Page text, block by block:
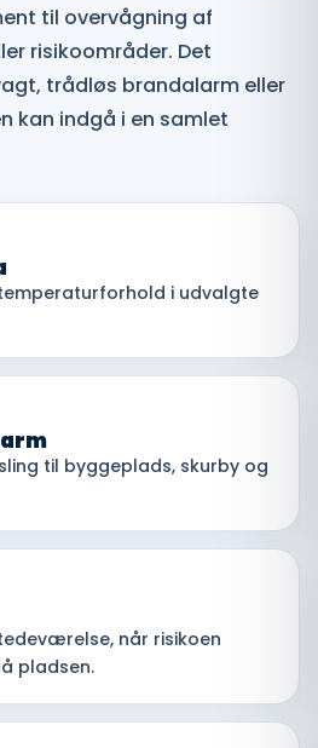
til overvågning af
risikoområder. Det
trådløs brandalarm eller
kan indgå i en samlet
i udvalgte
til byggeplads, skurby og
når risikoen
pladsen.